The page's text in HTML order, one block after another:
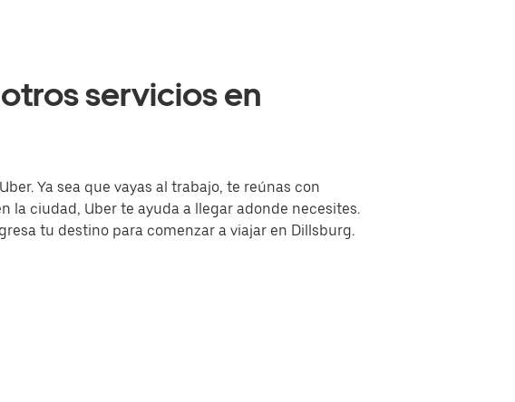
servicios en
Ya sea que vayas al trabajo, te reúnas con
la ciudad, Uber te ayuda a llegar adonde necesites.
tu destino para comenzar a viajar en Dillsburg.